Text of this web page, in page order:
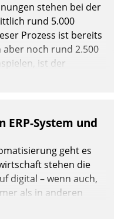
stehen bei der
rund 5.000
Prozess ist bereits
noch rund 2.500
ist der
immens. Im
daher
GmbH den
digitalisiert.
ERP-System und
geht es
stehen die
digital – wenn auch,
als in anderen